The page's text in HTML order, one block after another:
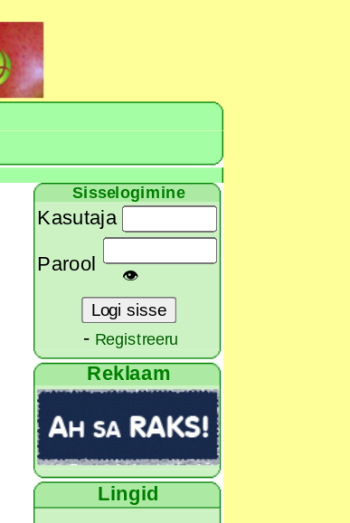
Sisselogimine
Kasutaja
Parool
👁
- Registreeru
Reklaam
Lingid